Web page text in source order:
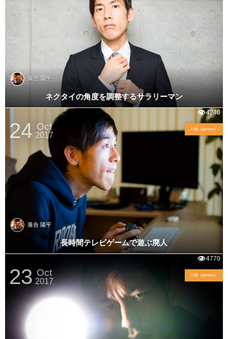
落合 陽平
ネクタイの角度を調整するサラリーマン
落合 陽平
長時間テレビゲームで遊ぶ廃人
24 Oct
2017
人物（person）
4240
23 Oct
2017
人物（person）
4770